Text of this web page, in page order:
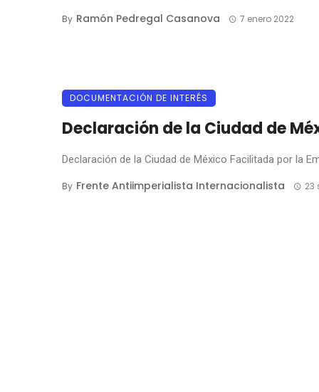
By Ramón Pedregal Casanova 7 enero 2022
DOCUMENTACIÓN DE INTERÉS
Declaración de la Ciudad de
Declaración de la Ciudad de México Facilitada por la
By Frente Antiimperialista Internacionalista 23